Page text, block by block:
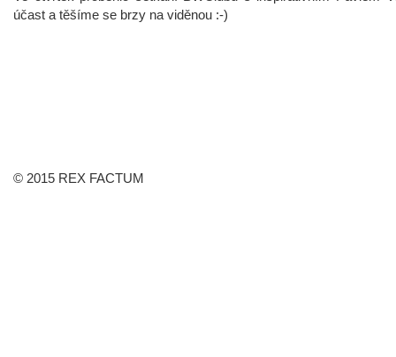
účast a těšíme se brzy na viděnou :-)
© 2015 REX FACTUM